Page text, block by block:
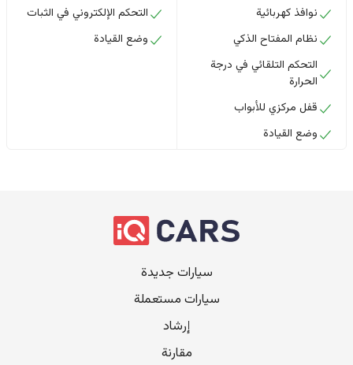
نوافذ كهربائية
نظام المفتاح الذكي
التحكم التلقائي في درجة
الحرارة
قفل مركزي للأبواب
وضع القيادة
التحكم الإلكتروني في الثبات
وضع القيادة
سيارات جديدة
سيارات مستعملة
إرشاد
مقارنة